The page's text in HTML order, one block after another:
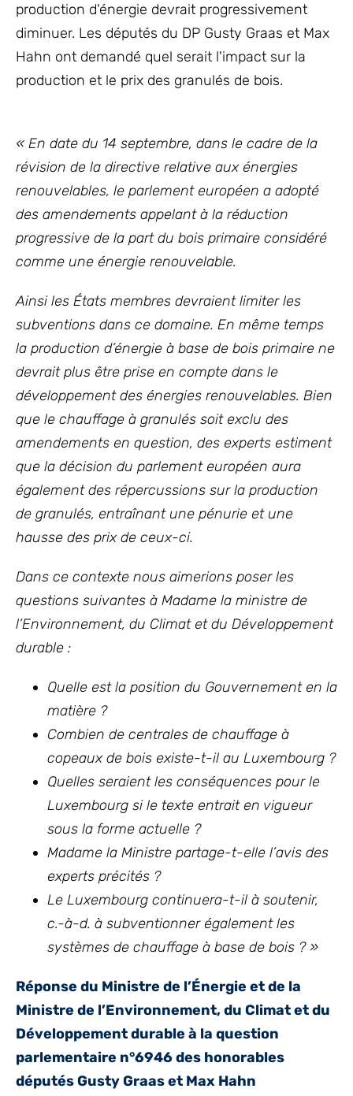
production d'énergie devrait progressivement
diminuer. Les députés du DP Gusty Graas et Max
Hahn ont demandé quel serait l'impact sur la
production et le prix des granulés de bois.
« En date du 14 septembre, dans le cadre de la
révision de la directive relative aux énergies
renouvelables, le parlement européen a adopté
des amendements appelant à la réduction
progressive de la part du bois primaire considéré
comme une énergie renouvelable.
Ainsi les États membres devraient limiter les
subventions dans ce domaine. En même temps
la production d’énergie à base de bois primaire ne
devrait plus être prise en compte dans le
développement des énergies renouvelables. Bien
que le chauffage à granulés soit exclu des
amendements en question, des experts estiment
que la décision du parlement européen aura
également des répercussions sur la production
de granulés, entraînant une pénurie et une
hausse des prix de ceux-ci.
Dans ce contexte nous aimerions poser les
questions suivantes à Madame la ministre de
l’Environnement, du Climat et du Développement
durable :
Quelle est la position du Gouvernement en la
matière ?
Combien de centrales de chauffage à
copeaux de bois existe-t-il au Luxembourg ?
Quelles seraient les conséquences pour le
Luxembourg si le texte entrait en vigueur
sous la forme actuelle ?
Madame la Ministre partage-t-elle l’avis des
experts précités ?
Le Luxembourg continuera-t-il à soutenir,
c.-à-d. à subventionner également les
systèmes de chauffage à base de bois ? »
Réponse du Ministre de l’Énergie et de la
Ministre de l’Environnement, du Climat et du
Développement durable à la question
parlementaire n°6946 des honorables
députés Gusty Graas et Max Hahn